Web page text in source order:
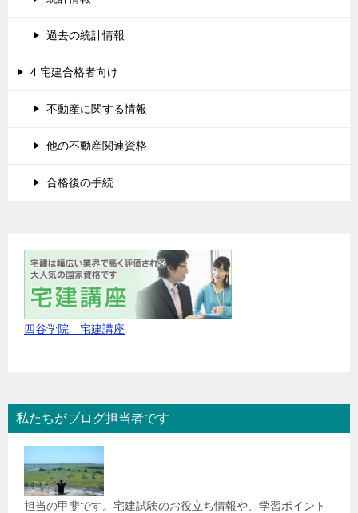
過去の統計情報
4 宅建合格者向け
不動産に関する情報
他の不動産関連資格
合格後の手続
四谷学院 宅建講座
私たちがブログ担当者です
担当の甲斐です。宅建試験のお役立ち情報や、学習ポイント